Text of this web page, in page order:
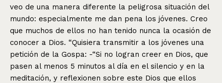
veo de una manera diferente la peligrosa situación del
mundo: especialmente me dan pena los jóvenes. Creo
que muchos de ellos no han tenido nunca la ocasión de
conocer a Dios. “Quisiera transmitir a los jóvenes una
petición de la Gospa: -“Si no logran creer en Dios, que
pasen al menos 5 minutos al día en el silencio y en la
meditación, y reflexionen sobre este Dios que ellos